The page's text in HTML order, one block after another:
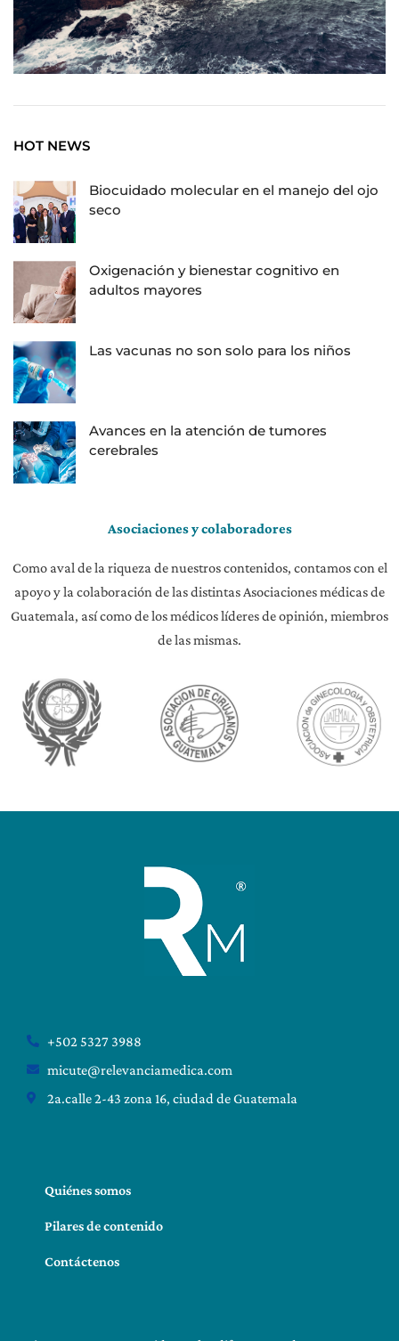
HOT NEWS
Biocuidado molecular en el manejo del ojo
seco
Oxigenación y bienestar cognitivo en
adultos mayores
Las vacunas no son solo para los niños
Avances en la atención de tumores
cerebrales
Asociaciones y colaboradores
Como aval de la riqueza de nuestros contenidos, contamos con el
apoyo y la colaboración de las distintas Asociaciones médicas de
Guatemala, así como de los médicos líderes de opinión, miembros
de las mismas.
+502 5327 3988
micute@relevanciamedica.com
2a.calle 2-43 zona 16, ciudad de Guatemala
Quiénes somos
Pilares de contenido
Contáctenos